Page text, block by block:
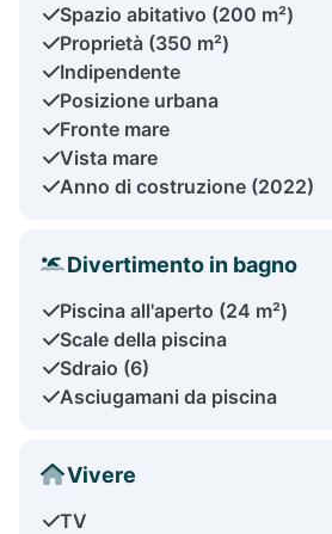
Spazio abitativo (200 m²)
Proprietà (350 m²)
Indipendente
Posizione urbana
Fronte mare
Vista mare
Anno di costruzione (2022)
Divertimento in bagno
Piscina all'aperto (24 m²)
Scale della piscina
Sdraio (6)
Asciugamani da piscina
Vivere
TV